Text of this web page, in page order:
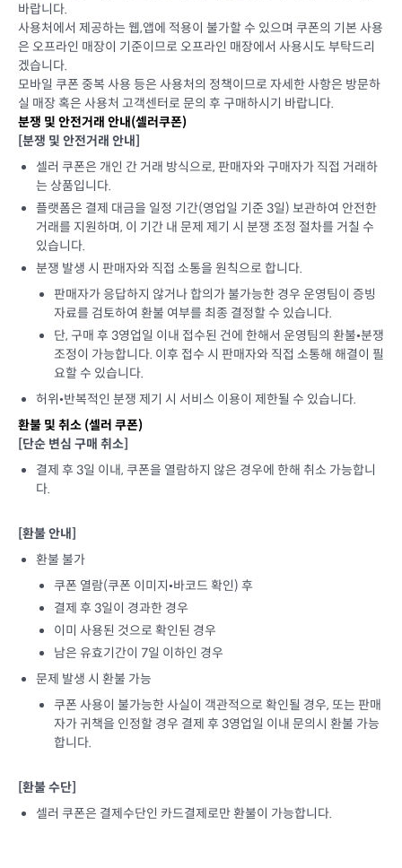
바랍니다.
사용처에서 제공하는 웹,앱에 적용이 불가할 수 있으며 쿠폰의 기본 사용
은 오프라인 매장이 기준이므로 오프라인 매장에서 사용시도 부탁드리
겠습니다.
모바일 쿠폰 중복 사용 등은 사용처의 정책이므로 자세한 사항은 방문하
실 매장 혹은 사용처 고객센터로 문의 후 구매하시기 바랍니다.
분쟁 및 안전거래 안내(셀러쿠폰)
[분쟁 및 안전거래 안내]
셀러 쿠폰은 개인 간 거래 방식으로, 판매자와 구매자가 직접 거래하
는 상품입니다.
플랫폼은 결제 대금을 일정 기간(영업일 기준 3일) 보관하여 안전한
거래를 지원하며, 이 기간 내 문제 제기 시 분쟁 조정 절차를 거칠 수
있습니다.
분쟁 발생 시 판매자와 직접 소통을 원칙으로 합니다.
판매자가 응답하지 않거나 합의가 불가능한 경우 운영팀이 증빙
자료를 검토하여 환불 여부를 최종 결정할 수 있습니다.
단, 구매 후 3영업일 이내 접수된 건에 한해서 운영팀의 환불•분쟁
조정이 가능합니다. 이후 접수 시 판매자와 직접 소통해 해결이 필
요할 수 있습니다.
허위•반복적인 분쟁 제기 시 서비스 이용이 제한될 수 있습니다.
환불 및 취소 (셀러 쿠폰)
[단순 변심 구매 취소]
결제 후 3일 이내, 쿠폰을 열람하지 않은 경우에 한해 취소 가능합니
다.
[환불 안내]
환불 불가
쿠폰 열람(쿠폰 이미지•바코드 확인) 후
결제 후 3일이 경과한 경우
이미 사용된 것으로 확인된 경우
남은 유효기간이 7일 이하인 경우
문제 발생 시 환불 가능
쿠폰 사용이 불가능한 사실이 객관적으로 확인될 경우, 또는 판매
자가 귀책을 인정할 경우 결제 후 3영업일 이내 문의시 환불 가능
합니다.
[환불 수단]
셀러 쿠폰은 결제수단인 카드결제로만 환불이 가능합니다.